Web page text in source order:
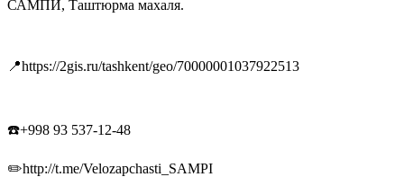
САМПИ, Таштюрма махаля.
📍https://2gis.ru/tashkent/geo/70000001037922513
☎️+998 93 537-12-48
✏️http://t.me/Velozapchasti_SAMPI